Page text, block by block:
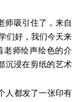
师吸引住了，来自
们好，我们今天来
师绘声绘色的介
沉浸在剪纸的艺术
人都发了一张印有